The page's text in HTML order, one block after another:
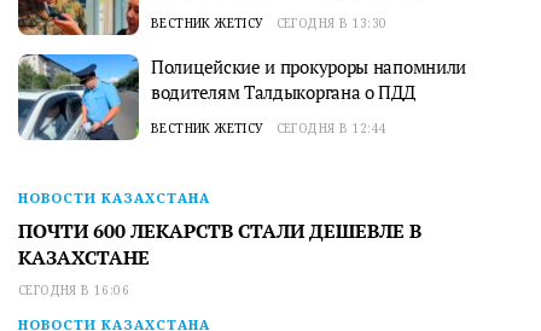
ВЕСТНИК ЖЕТІСУ СЕГОДНЯ В 13:30
Полицейские и прокуроры напомнили
водителям Талдыкоргана о ПДД
ВЕСТНИК ЖЕТІСУ СЕГОДНЯ В 12:44
НОВОСТИ КАЗАХСТАНА
ПОЧТИ 600 ЛЕКАРСТВ СТАЛИ ДЕШЕВЛЕ В
КАЗАХСТАНЕ
СЕГОДНЯ В 16:06
НОВОСТИ КАЗАХСТАНА